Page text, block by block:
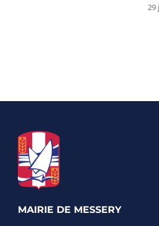
29
MAIRIE DE MESSERY